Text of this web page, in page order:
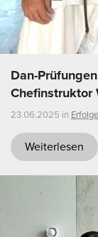
Dan-
Chefinstruktor
23.06.2025 in Erfolge
Weiterlesen